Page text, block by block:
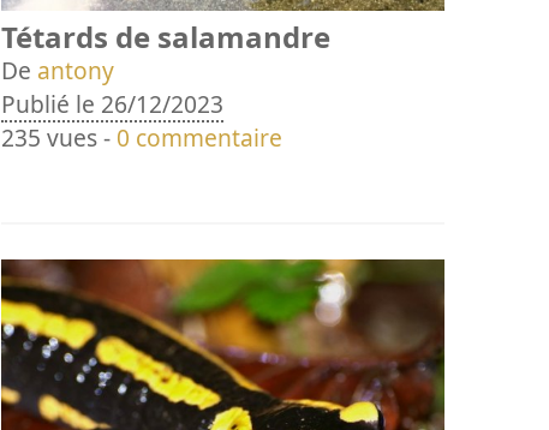
Tétards de salamandre
De antony
Publié le 26/12/2023
235 vues - 0 commentaire